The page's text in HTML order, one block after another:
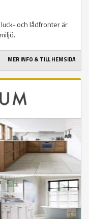
och lådfronter är
MER INFO & TILL HEMSIDA